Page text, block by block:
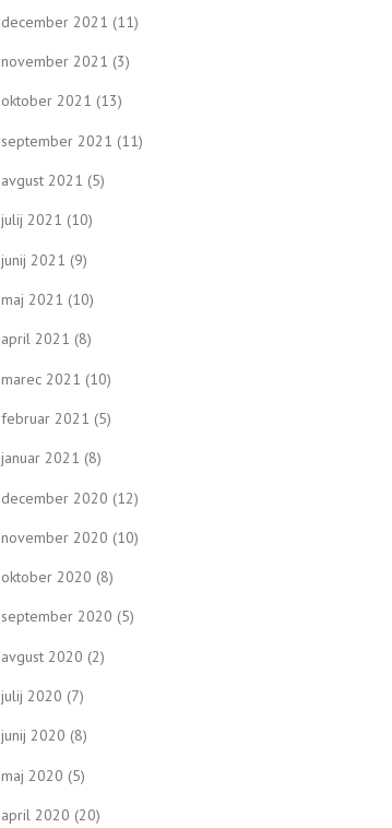
december 2021 (11)
november 2021 (3)
oktober 2021 (13)
september 2021 (11)
avgust 2021 (5)
julij 2021 (10)
junij 2021 (9)
maj 2021 (10)
april 2021 (8)
marec 2021 (10)
februar 2021 (5)
januar 2021 (8)
december 2020 (12)
november 2020 (10)
oktober 2020 (8)
september 2020 (5)
avgust 2020 (2)
julij 2020 (7)
junij 2020 (8)
maj 2020 (5)
april 2020 (20)